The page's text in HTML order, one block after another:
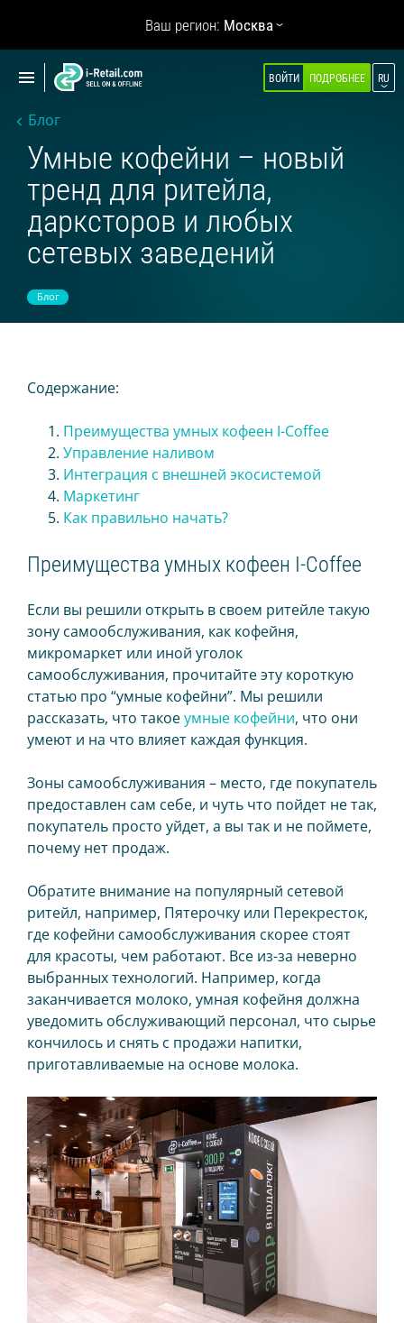
Ваш регион: Москва
Показать
навигацию
ВОЙТИ ПОДРОБНЕЕ RU
навигацию
О КОМПАНИИ
ПРОДУКТЫ
САМООБСЛУЖИВАНИЕ
Робокиоск (ХИТ)
Вендинг
Мульти корнеры
Микромаркет
Кофейни для бизнеса (НОВОЕ)
Умная витрина
Питьевая платформа
Магазин без кассира
УМНЫЕ КОФЕМАШИНЫ
На зерне
ТОРГОВЛЯ
Касса для офлайн магазина
Интернет-магазин
Кофейни под вашим брендом
Умная печь (ХИТ)
Магазин чат-бот
Эквайринг
Чаевые картой
ТАРИФЫ
БЛОГ
МАГАЗИН
ВХОД
ОБРАТНАЯ СВЯЗЬ
8 495 134 18 01
СЛЕДУЙТЕ ЗА НАМИ
Блог
Умные кофейни – новый
тренд для ритейла,
дарксторов и любых
сетевых заведений
Блог
Содержание:
Преимущества умных кофеен I-Coffee
Управление наливом
Интеграция с внешней экосистемой
Маркетинг
Как правильно начать?
Преимущества умных кофеен I-Coffee
Если вы решили открыть в своем ритейле такую
зону самообслуживания, как кофейня,
микромаркет или иной уголок
самообслуживания, прочитайте эту короткую
статью про “умные кофейни”. Мы решили
рассказать, что такоеумные кофейни, что они
умеют и на что влияет каждая функция.
Зоны самообслуживания – место, где покупатель
предоставлен сам себе, и чуть что пойдет не так,
покупатель просто уйдет, а вы так и не поймете,
почему нет продаж.
Обратите внимание на популярный сетевой
ритейл, например, Пятерочку или Перекресток,
где кофейни самообслуживания скорее стоят
для красоты, чем работают. Все из-за неверно
выбранных технологий. Например, когда
заканчивается молоко, умная кофейня должна
уведомить обслуживающий персонал, что сырье
кончилось и снять с продажи напитки,
приготавливаемые на основе молока.